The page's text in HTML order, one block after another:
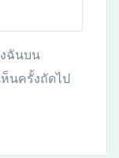
ฉันบน
นครั้งถัดไป